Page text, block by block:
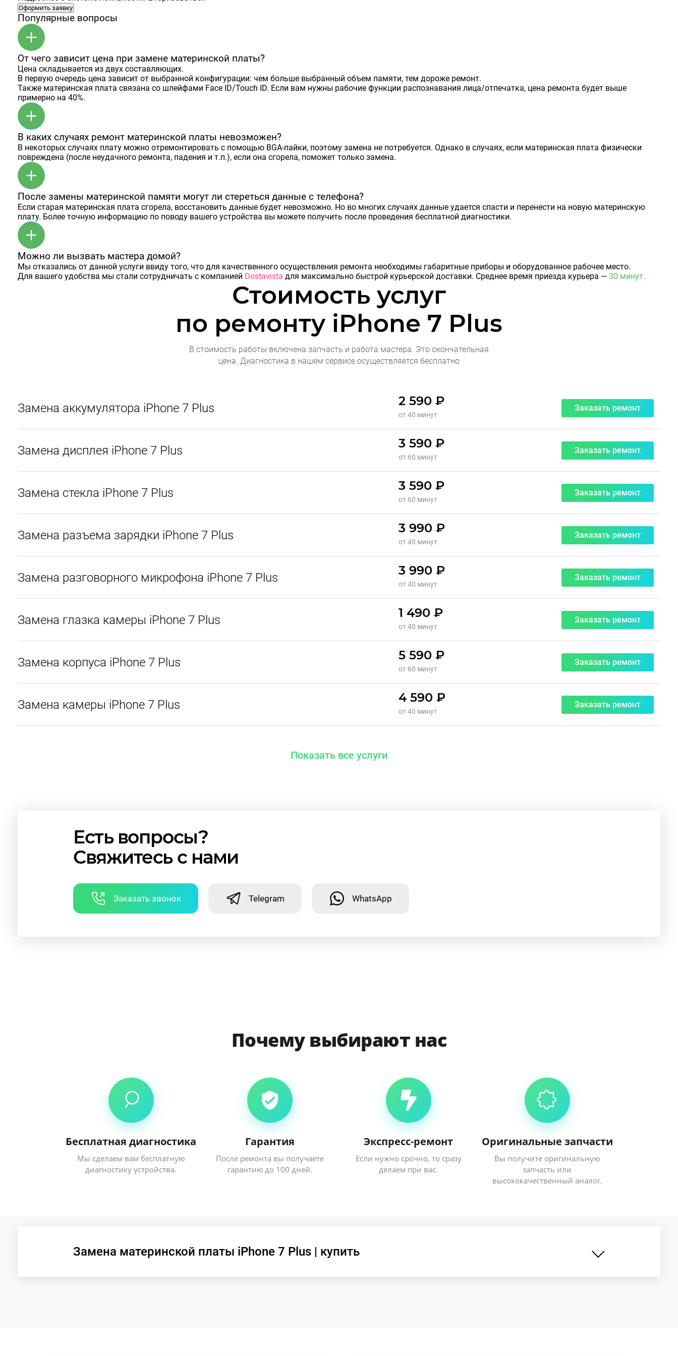
Оформить заявку
Популярные вопросы
От чего зависит цена при замене материнской платы?
Цена складывается из двух составляющих.
В первую очередь цена зависит от выбранной конфигурации: чем больше выбранный объем памяти, тем дороже ремонт.
Также материнская плата связана со шлейфами Face ID/Touch ID. Если вам нужны рабочие функции распознавания лица/отпечатка, цена ремонта будет выше
примерно на 40%.
В каких случаях ремонт материнской платы невозможен?
В некоторых случаях плату можно отремонтировать с помощью BGA-пайки, поэтому замена не потребуется. Однако в случаях, если материнская плата физически
повреждена (после неудачного ремонта, падения и т.п.), если она сгорела, поможет только замена.
После замены материнской памяти могут ли стереться данные с телефона?
Если старая материнская плата сгорела, восстановить данные будет невозможно. Но во многих случаях данные удается спасти и перенести на новую материнскую
плату. Более точную информацию по поводу вашего устройства вы можете получить после проведения бесплатной диагностики.
Можно ли вызвать мастера домой?
Мы отказались от данной услуги ввиду того, что для качественного осуществления ремонта необходимы габаритные приборы и оборудованное рабочее место.
Для вашего удобства мы стали сотрудничать с компанией Dostavista для максимально быстрой курьерской доставки. Среднее время приезда курьера — 30 минут.
Стоимость услуг
по ремонту iPhone 7 Plus
В стоимость работы включена запчасть и работа мастера. Это окончательная
цена. Диагностика в нашем сервисе осуществляется бесплатно
Замена аккумулятора iPhone 7 Plus 2 590 ₽
от 40 минут
Заказать ремонт
Замена дисплея iPhone 7 Plus 3 590 ₽
от 60 минут
Заказать ремонт
Замена стекла iPhone 7 Plus 3 590 ₽
от 60 минут
Заказать ремонт
Замена разъема зарядки iPhone 7 Plus 3 990 ₽
от 40 минут
Заказать ремонт
Замена разговорного микрофона iPhone 7 Plus 3 990 ₽
от 40 минут
Заказать ремонт
Замена глазка камеры iPhone 7 Plus 1 490 ₽
от 40 минут
Заказать ремонт
Замена корпуса iPhone 7 Plus 5 590 ₽
от 60 минут
Заказать ремонт
Замена камеры iPhone 7 Plus 4 590 ₽
от 40 минут
Заказать ремонт
Показать все услуги
Есть вопросы?
Свяжитесь с нами
Заказать звонок Telegram WhatsApp
Почему выбирают нас
Бесплатная диагностика
Мы сделаем вам бесплатную
диагностику устройства.
Гарантия
После ремонта вы получаете
гарантию до 100 дней.
Экспресс-ремонт
Если нужно срочно, то сразу
делаем при вас.
Оригинальные запчасти
Вы получите оригинальную
запчасть или
высококачественный аналог.
Замена материнской платы iPhone 7 Plus | купить